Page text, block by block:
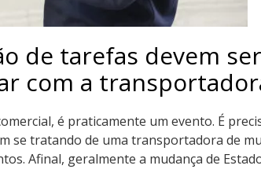
de tarefas devem
com a
é praticamente um evento. É
se tratando de uma transportadora de
Afinal, geralmente a mudança de